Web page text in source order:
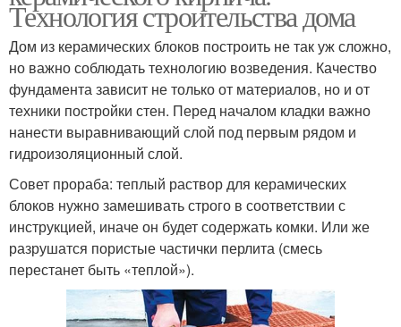
Технология строительства дома
Дом из керамических блоков построить не так уж сложно,
но важно соблюдать технологию возведения. Качество
фундамента зависит не только от материалов, но и от
техники постройки стен. Перед началом кладки важно
нанести выравнивающий слой под первым рядом и
гидроизоляционный слой.
Совет прораба: теплый раствор для керамических
блоков нужно замешивать строго в соответствии с
инструкцией, иначе он будет содержать комки. Или же
разрушатся пористые частички перлита (смесь
перестанет быть «теплой»).